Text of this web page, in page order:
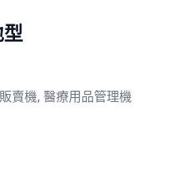
賣機, 醫療用品管理機